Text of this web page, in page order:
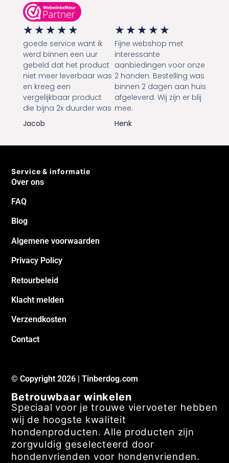
★ ★ ★ ★ ★
goede service want ik
werd binnen een uur
gebeld dat het product
niet meer leverbaar was
en kreeg een
vergelijkbaar product
die bijna 2x duurder was
Jacob
★ ★ ★ ★ ★
Fijne webshop met
interessante
aanbiedingen voor onze
2 honden. Bestelling was
binnen 2 dagen aan huis
afgeleverd. Wij zijn er blij
mee.
Henk
Service & informatie
Over ons
FAQ
Blog
Algemene voorwaarden
Privacy Policy
Retourbeleid
Klacht melden
Verzendkosten
Contact
© Copyright 2026 | Tinberdog.com
Betrouwbaar winkelen
Speciaal voor je trouwe viervoeter hebben
wij de hoogste kwaliteit
hondenproducten. Alle producten zijn
zorgvuldig geselecteerd door
hondenvrienden voor hondenvrienden.